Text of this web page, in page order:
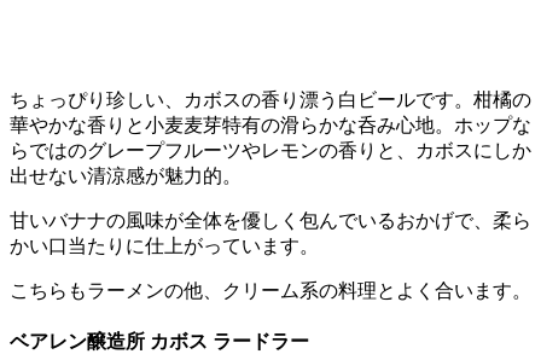
ちょっぴり珍しい、カボスの香り漂う白ビールです。柑橘の
華やかな香りと小麦麦芽特有の滑らかな呑み心地。ホップな
らではのグレープフルーツやレモンの香りと、カボスにしか
出せない清涼感が魅力的。
甘いバナナの風味が全体を優しく包んでいるおかげで、柔ら
かい口当たりに仕上がっています。
こちらもラーメンの他、クリーム系の料理とよく合います。
ベアレン醸造所 カボス ラードラー